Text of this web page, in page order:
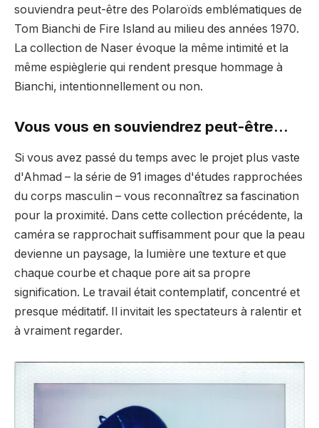
souviendra peut-être des Polaroïds emblématiques de
Tom Bianchi de Fire Island au milieu des années 1970.
La collection de Naser évoque la même intimité et la
même espièglerie qui rendent presque hommage à
Bianchi, intentionnellement ou non.
Vous vous en souviendrez peut-être…
Si vous avez passé du temps avec le projet plus vaste
d'Ahmad – la série de 91 images d'études rapprochées
du corps masculin – vous reconnaîtrez sa fascination
pour la proximité. Dans cette collection précédente, la
caméra se rapprochait suffisamment pour que la peau
devienne un paysage, la lumière une texture et que
chaque courbe et chaque pore ait sa propre
signification. Le travail était contemplatif, concentré et
presque méditatif. Il invitait les spectateurs à ralentir et
à vraiment regarder.